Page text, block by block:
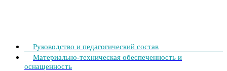
Руководство и педагогический состав
Материально-техническая обеспеченность и
оснащенность